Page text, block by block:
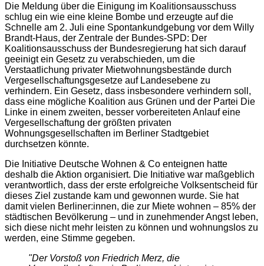
Die Meldung über die Einigung im Koalitionsausschuss
schlug ein wie eine kleine Bombe und erzeugte auf die
Schnelle am 2. Juli eine Spontankundgebung vor dem Willy
Brandt-Haus, der Zentrale der Bundes-SPD: Der
Koalitionsausschuss der Bundesregierung hat sich darauf
geeinigt ein Gesetz zu verabschieden, um die
Verstaatlichung privater Mietwohnungsbestände durch
Vergesellschaftungsgesetze auf Landesebene zu
verhindern. Ein Gesetz, dass insbesondere verhindern soll,
dass eine mögliche Koalition aus Grünen und der Partei Die
Linke in einem zweiten, besser vorbereiteten Anlauf eine
Vergesellschaftung der größten privaten
Wohnungsgesellschaften im Berliner Stadtgebiet
durchsetzen könnte.
Die Initiative Deutsche Wohnen & Co enteignen hatte
deshalb die Aktion organisiert. Die Initiative war maßgeblich
verantwortlich, dass der erste erfolgreiche Volksentscheid für
dieses Ziel zustande kam und gewonnen wurde. Sie hat
damit vielen Berliner:innen, die zur Miete wohnen – 85% der
städtischen Bevölkerung – und in zunehmender Angst leben,
sich diese nicht mehr leisten zu können und wohnungslos zu
werden, eine Stimme gegeben.
"Der Vorstoß von Friedrich Merz, die